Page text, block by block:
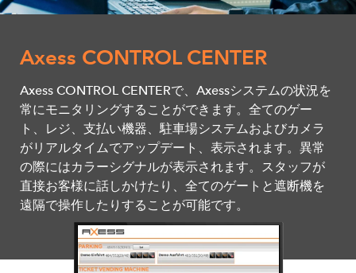
Axess CONTROL CENTER
Axess CONTROL CENTERで、Axessシステムの状況を
常にモニタリングすることができます。全てのゲー
ト、レジ、支払い機器、駐車場システムおよびカメラ
がリアルタイムでアップデート、表示されます。異常
の際にはカラーシグナルが表示されます。スタッフが
直接お客様に話しかけたり、全てのゲートと遮断機を
遠隔で操作したりすることが可能です。